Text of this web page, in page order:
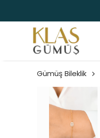
Gümüş Bileklik